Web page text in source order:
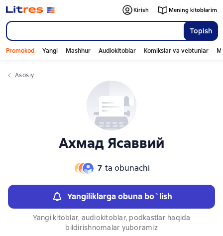
Topish
Kirish Mening kitoblarim
Promokod Yangi Mashhur Audiokitoblar Komikslar va vebtunlar
Asosiy
Ахмад Ясаввий
7 ta obunachi
Yangiliklarga obuna bo`lish
Yangi kitoblar, audiokitoblar, podkastlar haqida
bildirishnomalar yuboramiz
Слайдер с книгами